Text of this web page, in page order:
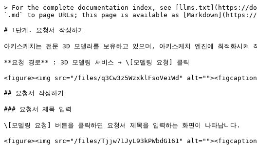
> For the complete documentation index, see [llms.txt](https://
`.md` to page URLs; this page is available as
# 1단계. 요청서 작성하기
아키스케치는 전문 3D 모델러를 보유하고 있으며, 아키스케치 엔진에 최적화시
**요청 경로** : 3D 모델링 서비스 → \[모델링 요청] 클릭
<figure><img src="/files/q3Cw3z5WzxklFsoVeiWd"
## 요청서 작성하기
### 요청서 제목 입력
\[모델링 요청] 버튼을 클릭하면 요청서 제목을 입력하는 화면이 나타납니다.
<figure><img src="/files/Tjjw71JyL93kPWbdG161"